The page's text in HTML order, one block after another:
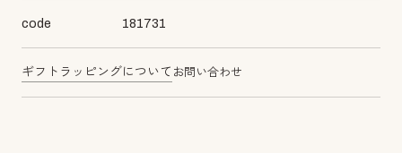
code 181731
ギフトラッピングについて お問い合わせ